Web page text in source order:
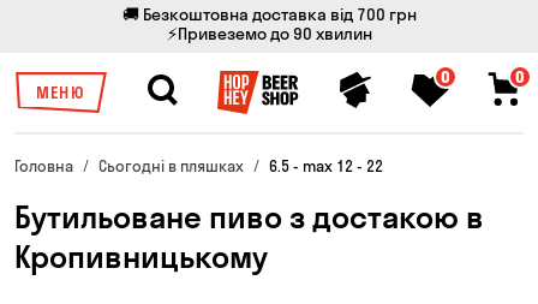
🚚 Безкоштовна доставка від 700 грн
⚡Привеземо до 90 хвилин
МЕНЮ
0 0
Головна Сьогодні в пляшках 6.5 - max 12 - 22
Бутильоване пиво з достакою в
Кропивницькому